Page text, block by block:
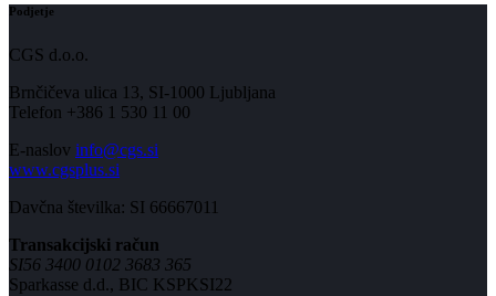
Podjetje
CGS d.o.o.
Brnčičeva ulica 13, SI-1000 Ljubljana
Telefon +386 1 530 11 00
E-naslov info@cgs.si
www.cgsplus.si
Davčna številka: SI 66667011
Transakcijski račun
SI56 3400 0102 3683 365
Sparkasse d.d., BIC KSPKSI22